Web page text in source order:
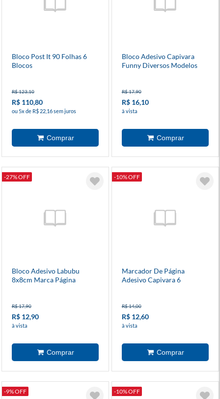
Bloco Post It 90 Folhas 6
Blocos
R$ 123,10
R$ 110,80
ou 5x de R$ 22,16 sem juros
Bloco Adesivo Capivara
Funny Diversos Modelos
R$ 17,90
R$ 16,10
à vista
-27% OFF
Bloco Adesivo Labubu
8x8cm Marca Página
R$ 17,90
R$ 12,90
à vista
-10% OFF
Marcador De Página
Adesivo Capivara 6
R$ 14,00
R$ 12,60
à vista
-9% OFF -10% OFF